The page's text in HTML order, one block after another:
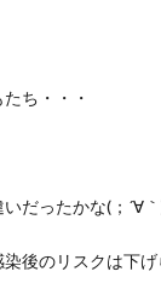
ち・・・
だったかな(；´∀
後のリスクは下